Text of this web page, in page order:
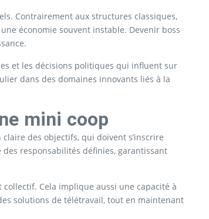
Contrairement aux structures classiques,
économie souvent instable. Devenir boss
et les décisions politiques qui influent sur
dans des domaines innovants liés à la
mini coop
des objectifs, qui doivent s’inscrire
responsabilités définies, garantissant
Cela implique aussi une capacité à
solutions de télétravail, tout en maintenant